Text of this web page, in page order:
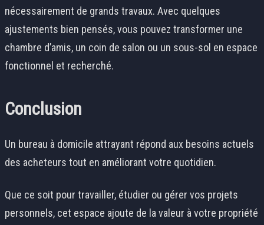
nécessairement de grands travaux. Avec quelques
ajustements bien pensés, vous pouvez transformer une
chambre d’amis, un coin de salon ou un sous-sol en espace
fonctionnel et recherché.
Conclusion
Un bureau à domicile attrayant répond aux besoins actuels
des acheteurs tout en améliorant votre quotidien.
Que ce soit pour travailler, étudier ou gérer vos projets
personnels, cet espace ajoute de la valeur à votre propriété